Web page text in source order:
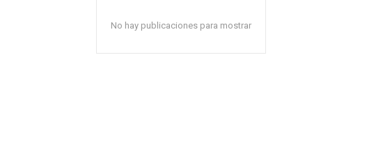
No hay publicaciones para mostrar